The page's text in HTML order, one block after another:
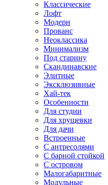
Классические
Лофт
Модерн
Прованс
Неоклассика
Минимализм
Под старину
Скандинавские
Элитные
Эксклюзивные
Хай-тек
Особенности
Для студии
Для хрущевки
Для дачи
Встроенные
С антресолями
С барной стойкой
С островом
Малогабаритные
Модульные